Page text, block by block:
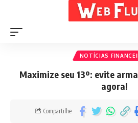
NOTÍCIAS
Maximize seu 13º: evite
agora!
Compartilhe